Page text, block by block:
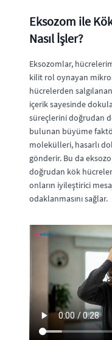
Eksozom ile
Nasıl İşler?
Eksozomlar,
kilit rol oynayan
hücrelerden
içerik sayesinde
süreçlerini doğrudan
bulunan büyüme
molekülleri, hasarlı
gönderir. Bu da
doğrudan kök
onların iyileştirici
odaklanmasını sağlar.